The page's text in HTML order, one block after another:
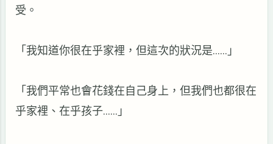
受。
「我知道你很在乎家裡，但這次的狀況是……」
「我們平常也會花錢在自己身上，但我們也都很在
乎家裡、在乎孩子…… 」